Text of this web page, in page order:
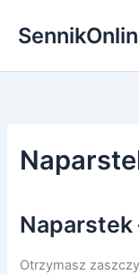
Naparstek
Otrzymasz